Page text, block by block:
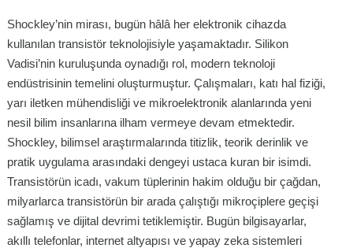
Shockley’nin mirası, bugün hâlâ her elektronik cihazda
kullanılan transistör teknolojisiyle yaşamaktadır. Silikon
Vadisi’nin kuruluşunda oynadığı rol, modern teknoloji
endüstrisinin temelini oluşturmuştur. Çalışmaları, katı hal fiziği,
yarı iletken mühendisliği ve mikroelektronik alanlarında yeni
nesil bilim insanlarına ilham vermeye devam etmektedir.
Shockley, bilimsel araştırmalarında titizlik, teorik derinlik ve
pratik uygulama arasındaki dengeyi ustaca kuran bir isimdi.
Transistörün icadı, vakum tüplerinin hakim olduğu bir çağdan,
milyarlarca transistörün bir arada çalıştığı mikroçiplere geçişi
sağlamış ve dijital devrimi tetiklemiştir. Bugün bilgisayarlar,
akıllı telefonlar, internet altyapısı ve yapay zeka sistemleri